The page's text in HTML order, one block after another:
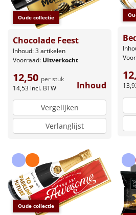
Oude collectie
Chocolade Feest
Inhoud: 3 artikelen
Voorraad: Uitverkocht
12,50 per stuk
14,53 incl. BTW Inhoud
Vergelijken
Verlanglijst
Oude collectie